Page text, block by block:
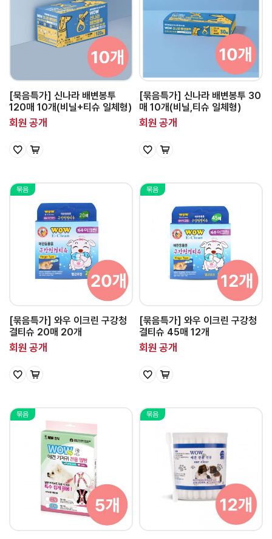
[묵음특가] 신나라 배변봉투
120매 10개(비닐+티슈 일체형)
회원 공개
[묶음특가] 신나라 배변봉투 30
매 10개(비닐,티슈 일체형)
회원 공개
묶음
[묶음특가] 와우 이크린 구강청
결티슈 20매 20개
회원 공개
묶음
[묶음특가] 와우 이크린 구강청
결티슈 45매 12개
회원 공개
묶음 묶음